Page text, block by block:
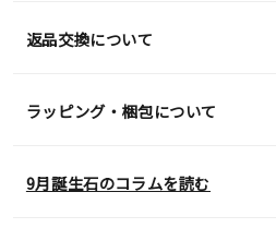
返品交換について
ラッピング・梱包について
9月誕生石のコラムを読む